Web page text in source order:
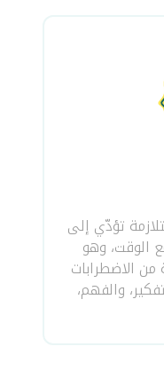
تؤدّي إلى
الوقت، وهو
الاضطرابات
والفهم،